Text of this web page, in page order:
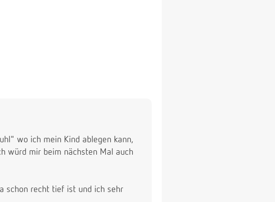
wo ich mein Kind ablegen kann,
würd mir beim nächsten Mal auch
schon recht tief ist und ich sehr